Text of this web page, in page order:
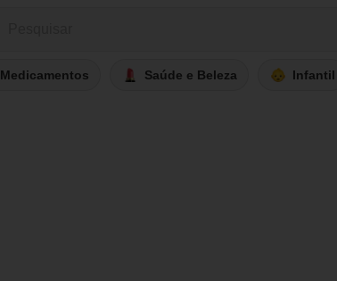
Medicamentos Saúde e Beleza Infantil